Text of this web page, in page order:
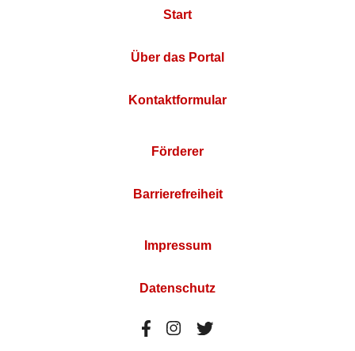
Start
Über das Portal
Kontaktformular
Förderer
Barrierefreiheit
Impressum
Datenschutz